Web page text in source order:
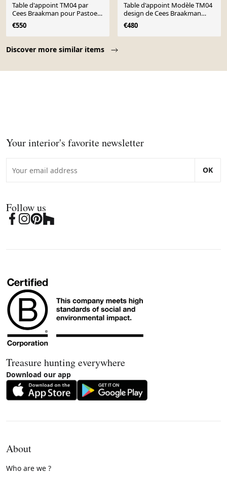
Discover more similar items
Table d'appoint TM04 par
Cees Braakman pour Pastoe,
1953 avec panier de lecture.
€550
Table d'appoint Modèle TM04
design de Cees Braakman
pour Pastoe
€480
Your interior's favorite newsletter
OK
Follow us
Treasure hunting everywhere
Download our app
About
Who are we ?